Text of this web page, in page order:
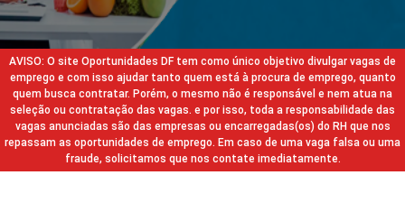
AVISO: O site Oportunidades DF tem como único objetivo divulgar vagas de
emprego e com isso ajudar tanto quem está à procura de emprego, quanto
quem busca contratar. Porém, o mesmo não é responsável e nem atua na
seleção ou contratação das vagas. e por isso, toda a responsabilidade das
vagas anunciadas são das empresas ou encarregadas(os) do RH que nos
repassam as oportunidades de emprego. Em caso de uma vaga falsa ou uma
fraude, solicitamos que nos contate imediatamente.